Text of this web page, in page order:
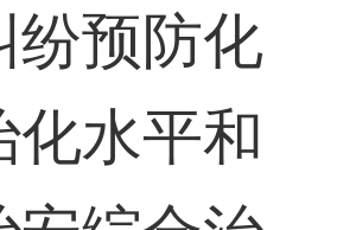
纷预防化
化水平和